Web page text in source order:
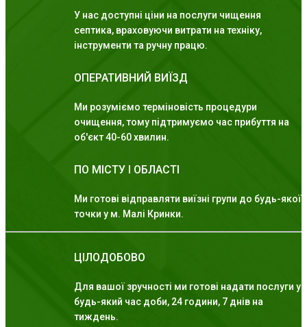
У нас доступні ціни на послуги чищення
септика, враховуючи витрати на техніку,
інструменти та ручну працю.
ОПЕРАТИВНИЙ ВИЇЗД
Ми розуміємо терміновість процедури
очищення, тому підтримуємо час прибуття на
об'єкт 40-60 хвилин.
ПО МІСТУ І ОБЛАСТІ
Ми готові відправляти виїзні групи до будь-якої
точки у м. Малі Кринки.
ЦІЛОДОБОВО
Для вашої зручності ми готові надати послуги у
будь-який час доби, 24 години, 7 днів на
тиждень.